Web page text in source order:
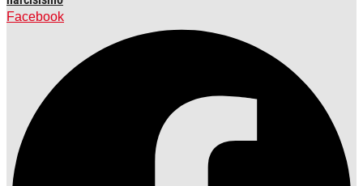
Facebook